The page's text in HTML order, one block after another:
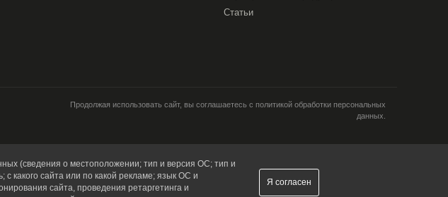
Статьи
Продолжая использовать сайт, вы соглашаетесь с политикой обработки персональных
данных.
(сведения о местоположении; тип и версия ОС; тип и
какого сайта или по какой рекламе; язык ОС и
сайта, проведения ретаргетинга и
Я согласен